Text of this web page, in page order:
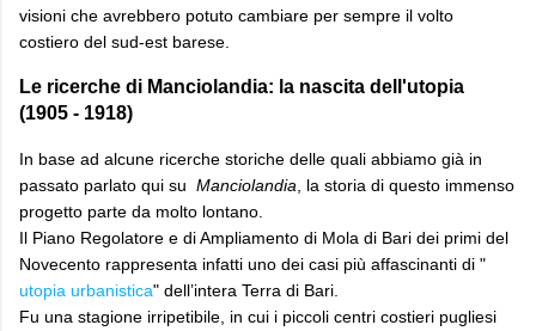
visioni che avrebbero potuto cambiare per sempre il volto
costiero del sud-est barese.
Le ricerche di Manciolandia: la nascita dell'utopia
(1905 - 1918)
In base ad alcune ricerche storiche delle quali abbiamo già in
passato parlato qui su Manciolandia , la storia di questo immenso
progetto parte da molto lontano.
Il Piano Regolatore e di Ampliamento di Mola di Bari dei primi del
Novecento rappresenta infatti uno dei casi più affascinanti di "
utopia urbanistica" dell’intera Terra di Bari.
Fu una stagione irripetibile, in cui i piccoli centri costieri pugliesi